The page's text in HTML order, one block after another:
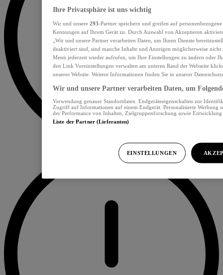
Ihre Privatsphäre ist uns wichtig
Wir und unsere 293-Partner speichern und greifen auf
Kennungen auf Ihrem Gerät zu. Durch Auswahl von Akzeptieren
„Wir und unsere Partner verarbeiten Daten, um Ihnen Dienste
deaktiviert sind, sind manche Inhalte und Anzeigen möglicherweise nicht
Menü jederzeit wieder aufrufen, um Ihre Einstellungen zu ändern oder
den Link Voreinstellungen verwalten am unteren Rand der Webseite
unseres Website. Weitere Informationen finden Sie in unserer
Wir und unsere Partner verarbeiten Daten, um
Verwendung genauer Standortdaten. Endgeräteeigenschaften zur
Zugriff auf Informationen auf einem Endgerät. Personalisierte Werbung
der Performance von Inhalten, Zielgruppenforschung sowie
Liste der Partner (Lieferanten)
EINSTELLUNGEN